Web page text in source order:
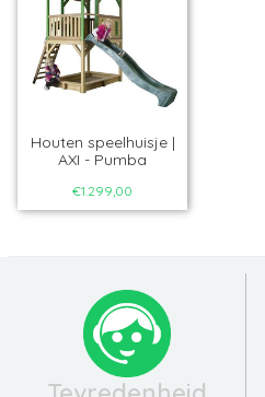
Houten speelhuisje |
AXI - Pumba
€1.299,00